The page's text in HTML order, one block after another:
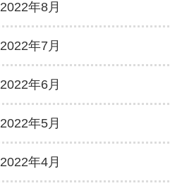
2022年8月
2022年7月
2022年6月
2022年5月
2022年4月